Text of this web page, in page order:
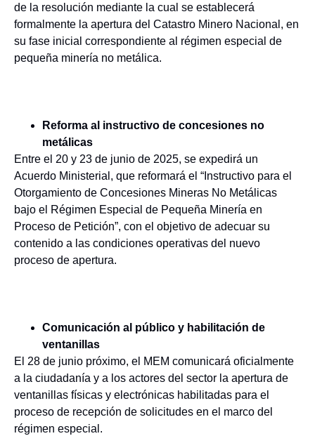
de la resolución mediante la cual se establecerá
formalmente la apertura del Catastro Minero Nacional, en
su fase inicial correspondiente al régimen especial de
pequeña minería no metálica.
Reforma al instructivo de concesiones no
metálicas
Entre el 20 y 23 de junio de 2025, se expedirá un
Acuerdo Ministerial, que reformará el “Instructivo para el
Otorgamiento de Concesiones Mineras No Metálicas
bajo el Régimen Especial de Pequeña Minería en
Proceso de Petición”, con el objetivo de adecuar su
contenido a las condiciones operativas del nuevo
proceso de apertura.
Comunicación al público y habilitación de
ventanillas
El 28 de junio próximo, el MEM comunicará oficialmente
a la ciudadanía y a los actores del sector la apertura de
ventanillas físicas y electrónicas habilitadas para el
proceso de recepción de solicitudes en el marco del
régimen especial.